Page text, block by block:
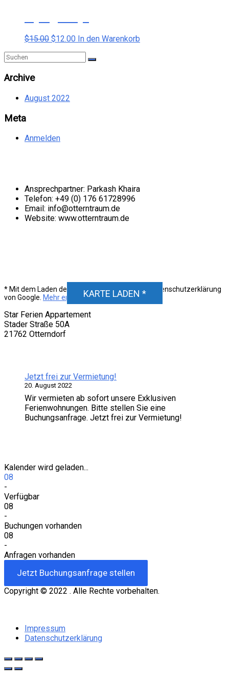
$15.00 Ursprünglicher
$12.00Aktueller
In den Warenkorb
Archive
August 2022
Meta
Anmelden
Ansprechpartner: Parkash Khaira
Telefon: +49 (0) 176 61728996
Email: info@otterntraum.de
Website: www.otterntraum.de
KARTE LADEN *
* Mit dem Laden der Karte akzeptierst du die Datenschutzerklärung
von Google. Mehr erfahren
Star Ferien Appartement
Stader Straße 50A
21762 Otterndorf
Jetzt frei zur Vermietung!
20. August 2022
Wir vermieten ab sofort unsere Exklusiven
Ferienwohnungen. Bitte stellen Sie eine
Buchungsanfrage. Jetzt frei zur Vermietung!
Kalender wird geladen...
08
-
Verfügbar
08
-
Buchungen vorhanden
08
-
Anfragen vorhanden
Jetzt Buchungsanfrage stellen
Impressum
Datenschutzerklärung